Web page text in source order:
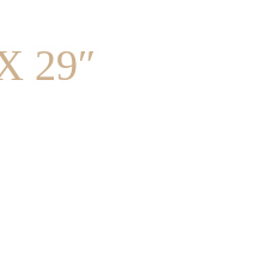
29″